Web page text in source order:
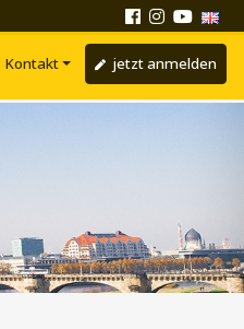
Kontakt jetzt anmelden